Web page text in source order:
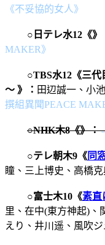
《不妥協的女人》
○ 日テレ水12《》
MAKER》
○TBS水12 《三代
～ 》 ： 田辺誠一、小
撰組異聞PEACE
○NHK木8《》：
○テレ朝木9 《同
瞳、三上博史、高橋
○富士木10《素直
里、在中(東方神起)、
えり、井川遥、風吹ジ